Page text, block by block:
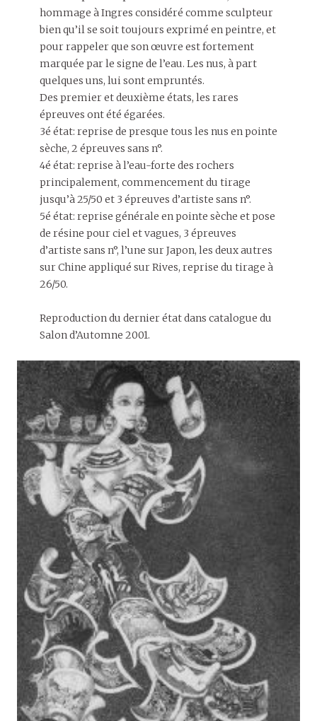
hommage à Ingres considéré comme sculpteur
bien qu’il se soit toujours exprimé en peintre, et
pour rappeler que son œuvre est fortement
marquée par le signe de l’eau. Les nus, à part
quelques uns, lui sont empruntés.
Des premier et deuxième états, les rares
épreuves ont été égarées.
3é état: reprise de presque tous les nus en pointe
sèche, 2 épreuves sans n°.
4é état: reprise à l’eau-forte des rochers
principalement, commencement du tirage
jusqu’à 25/50 et 3 épreuves d’artiste sans n°.
5é état: reprise générale en pointe sèche et pose
de résine pour ciel et vagues, 3 épreuves
d’artiste sans n°, l’une sur Japon, les deux autres
sur Chine appliqué sur Rives, reprise du tirage à
26/50.
Reproduction du dernier état dans catalogue du
Salon d’Automne 2001.